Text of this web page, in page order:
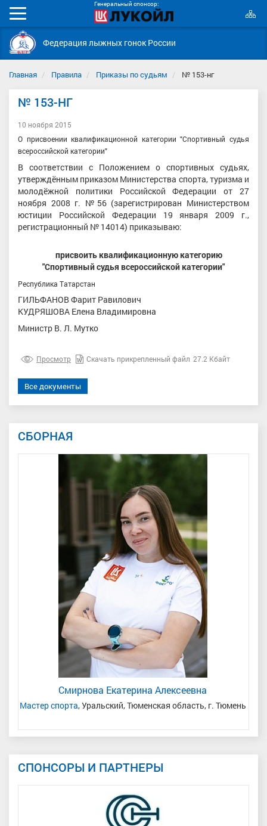
Генеральный спонсор:
Мобильное
меню
Федерация лыжных гонок России
Главная Правила Приказы по судьям № 153-нг
№ 153-НГ
10 ноября 2015
О присвоении квалификационной категории"Спортивный судья
всероссийской категории"
В соответствии с Положением о спортивных судьях,
утверждённым приказом Министерства спорта, туризма и
молодёжной политики Российской Федерации от 27
ноября 2008 г. №56 (зарегистрирован Министерством
юстиции Российской Федерации 19 января 2009 г.,
регистрационный № 14014) приказываю:
присвоить квалификационную категорию
"Спортивный судья всероссийской категории"
Республика Татарстан
ГИЛЬФАНОВ Фарит Равилович
КУДРЯШОВА Елена Владимировна
Министр В. Л. Мутко
Просмотр Скачать прикрепленный файл 27.2 Кбайт
Все документы
СБОРНАЯ
Смирнова Екатерина Алексеевна
Мастер спорта, Уральский, Тюменская область, г. Тюмень
СПОНСОРЫ И ПАРТНЕРЫ